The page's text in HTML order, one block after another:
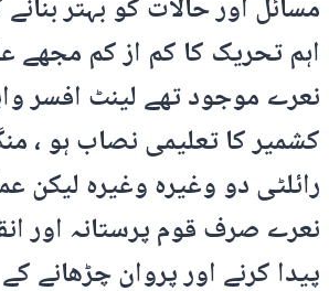
مسائل اور حالات کو بہتر
اہم تحریک کا کم از کم مجھے
نعرے موجود تھے لینٹ افسر
کشمیر کا تعلیمی نصاب ہو ،
رائلٹی دو وغیرہ وغیرہ لیکن
نعرے صرف قوم پرستانہ اور
پیدا کرنے اور پروان چڑھانے